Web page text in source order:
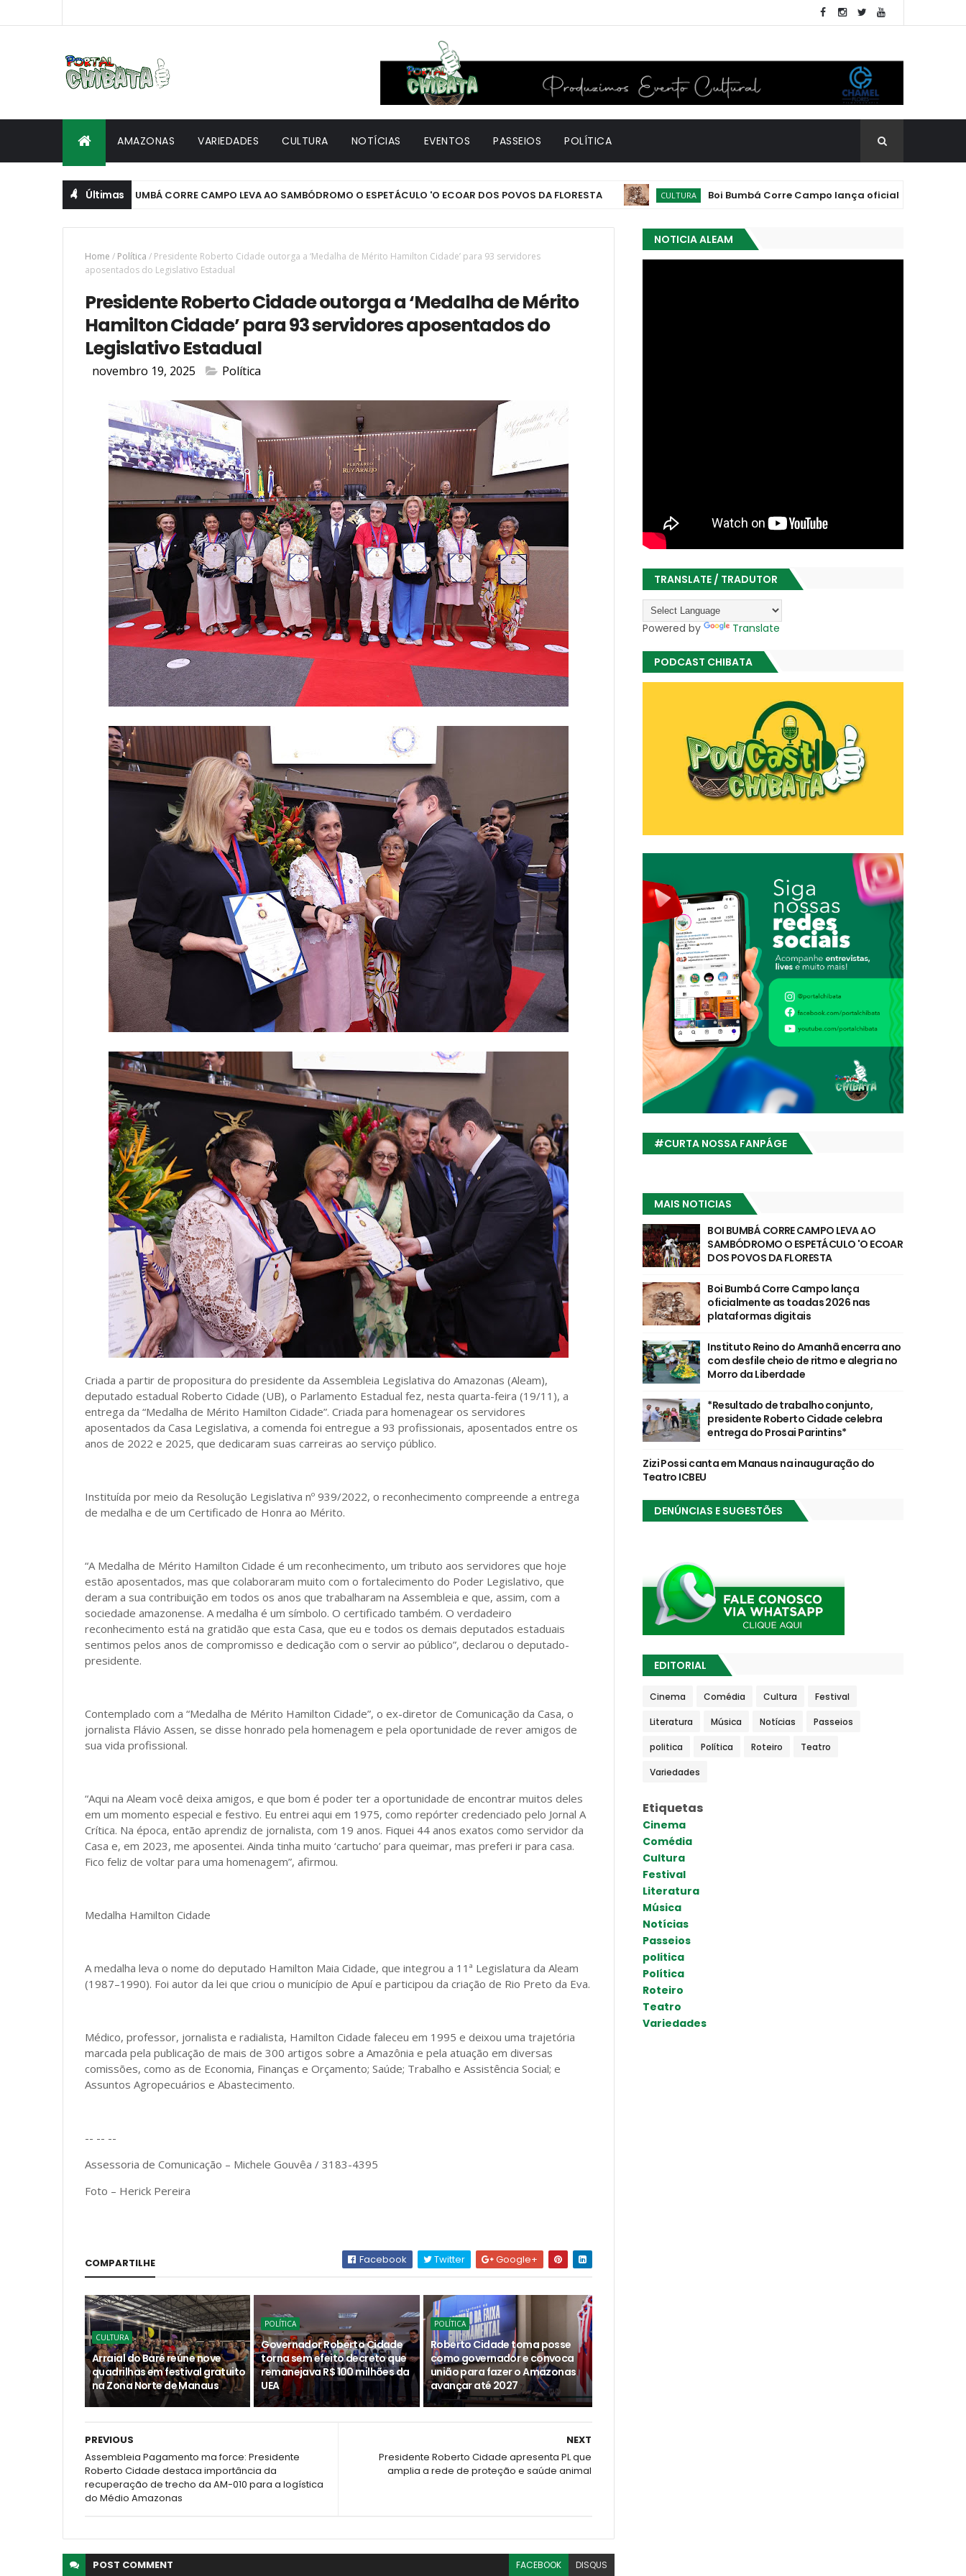
AMAZONAS VARIEDADES CULTURA NOTÍCIAS EVENTOS PASSEIOS POLÍTICA
Últimas
BOI BUMBÁ CORRE CAMPO LEVA AO SAMBÓDROMO O ESPETÁCULO 'O ECOAR DOS POVOS DA FLORESTA CULTURA Boi Bumbá Corre Campo lança oficialmente as toadas
Home / Política / Presidente Roberto Cidade outorga a ‘Medalha de Mérito Hamilton Cidade’ para 93 servidores
aposentados do Legislativo Estadual
Presidente Roberto Cidade outorga a ‘Medalha de Mérito
Hamilton Cidade’ para 93 servidores aposentados do
Legislativo Estadual
novembro 19, 2025 Política
Criada a partir de propositura do presidente da Assembleia Legislativa do Amazonas (Aleam),
deputado estadual Roberto Cidade (UB), o Parlamento Estadual fez, nesta quarta-feira (19/11), a
entrega da “Medalha de Mérito Hamilton Cidade”. Criada para homenagear os servidores
aposentados da Casa Legislativa, a comenda foi entregue a 93 profissionais, aposentados entre os
anos de 2022 e 2025, que dedicaram suas carreiras ao serviço público.
Instituída por meio da Resolução Legislativa nº 939/2022, o reconhecimento compreende a entrega
de medalha e de um Certificado de Honra ao Mérito.
“A Medalha de Mérito Hamilton Cidade é um reconhecimento, um tributo aos servidores que hoje
estão aposentados, mas que colaboraram muito com o fortalecimento do Poder Legislativo, que
deram a sua contribuição em todos os anos que trabalharam na Assembleia e que, assim, com a
sociedade amazonense. A medalha é um símbolo. O certificado também. O verdadeiro
reconhecimento está na gratidão que esta Casa, que eu e todos os demais deputados estaduais
sentimos pelos anos de compromisso e dedicação com o servir ao público”, declarou o deputado-
presidente.
Contemplado com a “Medalha de Mérito Hamilton Cidade”, o ex-diretor de Comunicação da Casa, o
jornalista Flávio Assen, se disse honrado pela homenagem e pela oportunidade de rever amigos de
sua vida profissional.
“Aqui na Aleam você deixa amigos, e que bom é poder ter a oportunidade de encontrar muitos deles
em um momento especial e festivo. Eu entrei aqui em 1975, como repórter credenciado pelo Jornal A
Crítica. Na época, então aprendiz de jornalista, com 19 anos. Fiquei 44 anos exatos como servidor da
Casa e, em 2023, me aposentei. Ainda tinha muito ‘cartucho’ para queimar, mas preferi ir para casa.
Fico feliz de voltar para uma homenagem”, afirmou.
Medalha Hamilton Cidade
A medalha leva o nome do deputado Hamilton Maia Cidade, que integrou a 11ª Legislatura da Aleam
(1987–1990). Foi autor da lei que criou o município de Apuí e participou da criação de Rio Preto da Eva.
Médico, professor, jornalista e radialista, Hamilton Cidade faleceu em 1995 e deixou uma trajetória
marcada pela publicação de mais de 300 artigos sobre a Amazônia e pela atuação em diversas
comissões, como as de Economia, Finanças e Orçamento; Saúde; Trabalho e Assistência Social; e
Assuntos Agropecuários e Abastecimento.
-- -- --
Assessoria de Comunicação – Michele Gouvêa / 3183-4395
Foto – Herick Pereira
COMPARTILHE Facebook Twitter Google+
CULTURA
Arraial do Baré reúne nove
quadrilhas em festival gratuito
na Zona Norte de Manaus
POLÍTICA
Governador Roberto Cidade
torna sem efeito decreto que
remanejava R$ 100 milhões da
UEA
POLÍTICA
Roberto Cidade toma posse
como governador e convoca
união para fazer o Amazonas
avançar até 2027
NEXT
Presidente Roberto Cidade apresenta PL que
amplia a rede de proteção e saúde animal
PREVIOUS
Assembleia Pagamento ma force: Presidente
Roberto Cidade destaca importância da
recuperação de trecho da AM-010 para a logística
do Médio Amazonas
POST COMMENT FACEBOOK DISQUS
NOTICIA ALEAM
TRANSLATE / TRADUTOR
Powered by Translate
PODCAST CHIBATA
#CURTA NOSSA FANPÁGE
MAIS NOTICIAS
BOI BUMBÁ CORRE CAMPO LEVA AO
SAMBÓDROMO O ESPETÁCULO 'O ECOAR
DOS POVOS DA FLORESTA
Boi Bumbá Corre Campo lança
oficialmente as toadas 2026 nas
plataformas digitais
Instituto Reino do Amanhã encerra ano
com desfile cheio de ritmo e alegria no
Morro da Liberdade
*Resultado de trabalho conjunto,
presidente Roberto Cidade celebra
entrega do Prosai Parintins*
Zizi Possi canta em Manaus na inauguração do
Teatro ICBEU
DENÚNCIAS E SUGESTÕES
EDITORIAL
Cinema Comédia Cultura Festival
Literatura Música Notícias Passeios
politica Política Roteiro Teatro
Variedades
Etiquetas
Cinema
Comédia
Cultura
Festival
Literatura
Música
Notícias
Passeios
politica
Política
Roteiro
Teatro
Variedades